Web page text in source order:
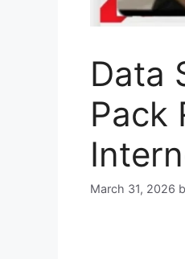
Data
Pack
March 31, 2026